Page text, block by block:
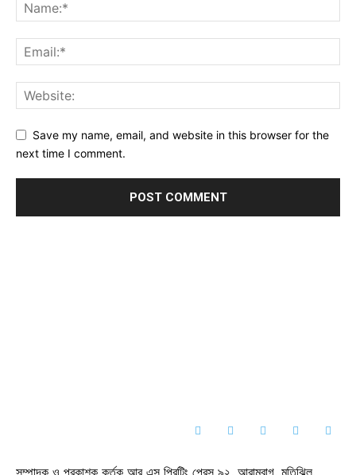
Save my name, email, and website in this browser for the
next time I comment.
সম্পাদক ও প্রকাশক কর্তৃক আর এস প্রিন্টিং প্রেস ৯২, আরামবাগ, মতিঝিল,